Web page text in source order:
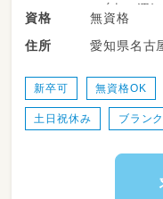
（車の運転
・勉強のサポ
※学校の宿
勉強の割
主に小学
◎
・おやつ・
・保護者へ
資格
無資格
住所
愛知県名古
新卒可 無資格OK
土日祝休み ブラン